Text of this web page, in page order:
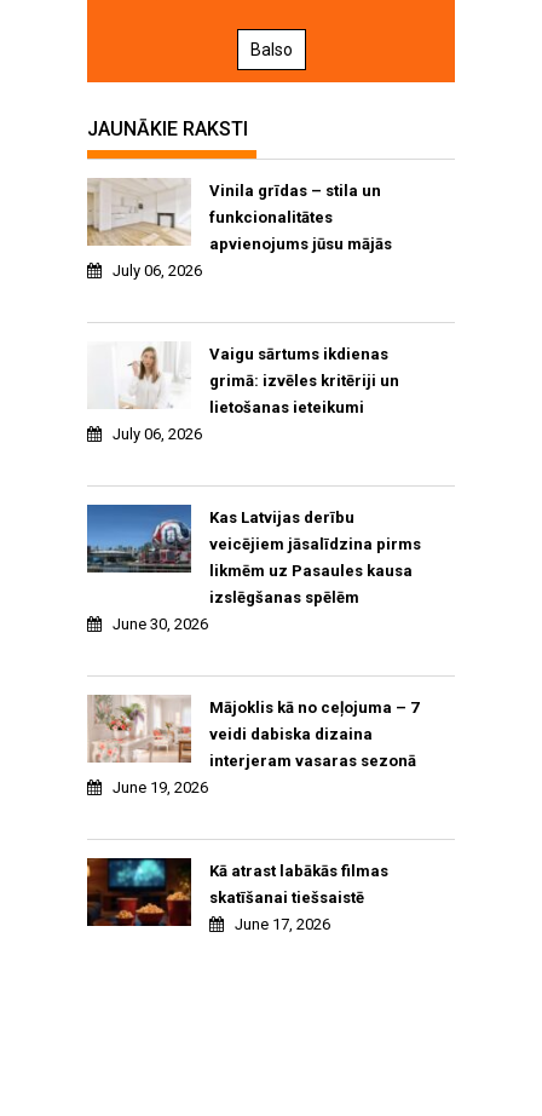
Balso
JAUNĀKIE RAKSTI
Vinila grīdas – stila un
funkcionalitātes
apvienojums jūsu mājās
July 06, 2026
Vaigu sārtums ikdienas
grimā: izvēles kritēriji un
lietošanas ieteikumi
July 06, 2026
Kas Latvijas derību
veicējiem jāsalīdzina pirms
likmēm uz Pasaules kausa
izslēgšanas spēlēm
June 30, 2026
Mājoklis kā no ceļojuma – 7
veidi dabiska dizaina
interjeram vasaras sezonā
June 19, 2026
Kā atrast labākās filmas
skatīšanai tiešsaistē
June 17, 2026